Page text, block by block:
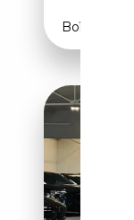
Boîte